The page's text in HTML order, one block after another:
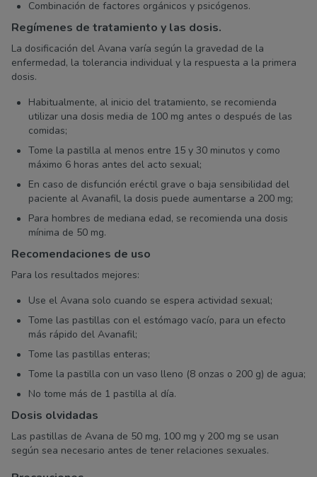
Combinación de factores orgánicos y psicógenos.
Regímenes de tratamiento y las dosis.
La dosificación del Avana varía según la gravedad de la
enfermedad, la tolerancia individual y la respuesta a la primera
dosis.
Habitualmente, al inicio del tratamiento, se recomienda
utilizar una dosis media de 100 mg antes o después de las
comidas;
Tome la pastilla al menos entre 15 y 30 minutos y como
máximo 6 horas antes del acto sexual;
En caso de disfunción eréctil grave o baja sensibilidad del
paciente al Avanafil, la dosis puede aumentarse a 200 mg;
Para hombres de mediana edad, se recomienda una dosis
mínima de 50 mg.
Recomendaciones de uso
Para los resultados mejores:
Use el Avana solo cuando se espera actividad sexual;
Tome las pastillas con el estómago vacío, para un efecto
más rápido del Avanafil;
Tome las pastillas enteras;
Tome la pastilla con un vaso lleno (8 onzas o 200 g) de agua;
No tome más de 1 pastilla al día.
Dosis olvidadas
Las pastillas de Avana de 50 mg, 100 mg y 200 mg se usan
según sea necesario antes de tener relaciones sexuales.